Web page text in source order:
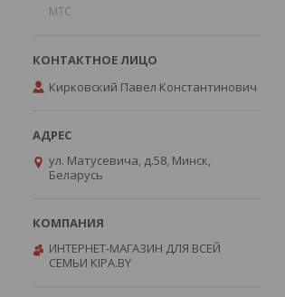
МТС
Кирковский Павел Константинович
ул. Матусевича, д.58, Минск,
Беларусь
ИНТЕРНЕТ-МАГАЗИН ДЛЯ ВСЕЙ
СЕМЬИ KIPA.BY